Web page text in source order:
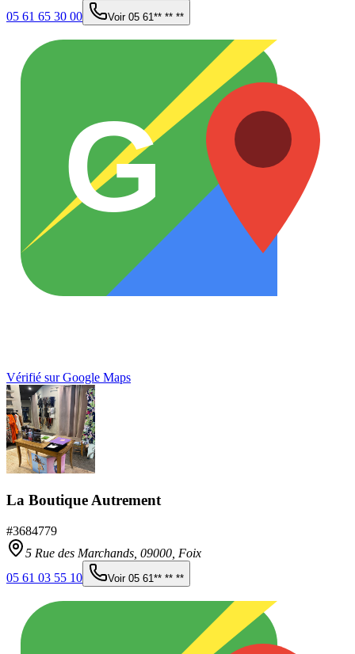
05 61 65 30 00
Voir 05 61** ** **
G
Vérifié sur Google Maps
La Boutique Autrement
#3684779
5 Rue des Marchands, 09000 Foix
05 61 03 55 10
Voir 05 61** ** **